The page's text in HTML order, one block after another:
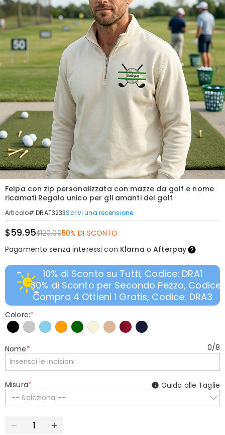
Felpa con zip personalizzata con mazze da golf e nome
ricamati Regalo unico per gli amanti del golf
Articolo#:DRAT3233Scrivi una recensione
$59.95$120.0050% DI SCONTO
Pagamento senza interessi con Klarna oAfterpay
10% di Sconto su Tutti, Codice: DRA1
30% di Sconto per Secondo Pezzo, Codice:
Compra 4 Ottieni 1 Gratis, Codice: DRA3
Colore:*
Nome* 0/8
Misura*
-- Seleziona --
Guida alle Taglie